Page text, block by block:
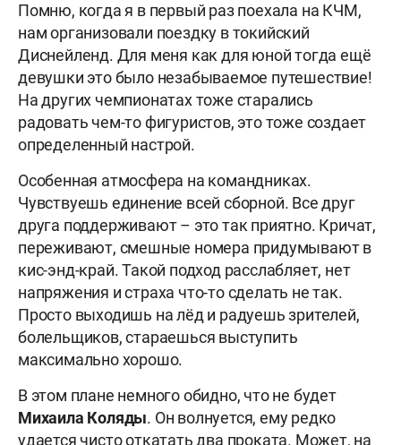
Помню, когда я в первый раз поехала на КЧМ,
нам организовали поездку в токийский
Диснейленд. Для меня как для юной тогда ещё
девушки это было незабываемое путешествие!
На других чемпионатах тоже старались
радовать чем-то фигуристов, это тоже создает
определенный настрой.
Особенная атмосфера на командниках.
Чувствуешь единение всей сборной. Все друг
друга поддерживают – это так приятно. Кричат,
переживают, смешные номера придумывают в
кис-энд-край. Такой подход расслабляет, нет
напряжения и страха что-то сделать не так.
Просто выходишь на лёд и радуешь зрителей,
болельщиков, стараешься выступить
максимально хорошо.
В этом плане немного обидно, что не будет
Михаила Коляды. Он волнуется, ему редко
удается чисто откатать два проката. Может, на